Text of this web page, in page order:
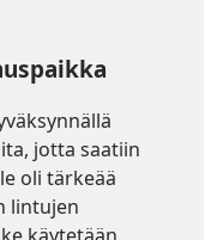
jotta saatiin
oli tärkeää
lintujen